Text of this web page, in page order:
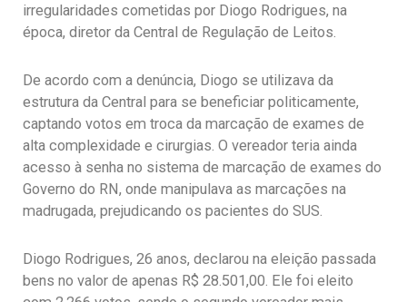
irregularidades cometidas por Diogo Rodrigues, na
época, diretor da Central de Regulação de Leitos.
De acordo com a denúncia, Diogo se utilizava da
estrutura da Central para se beneficiar politicamente,
captando votos em troca da marcação de exames de
alta complexidade e cirurgias. O vereador teria ainda
acesso à senha no sistema de marcação de exames do
Governo do RN, onde manipulava as marcações na
madrugada, prejudicando os pacientes do SUS.
Diogo Rodrigues, 26 anos, declarou na eleição passada
bens no valor de apenas R$ 28.501,00. Ele foi eleito